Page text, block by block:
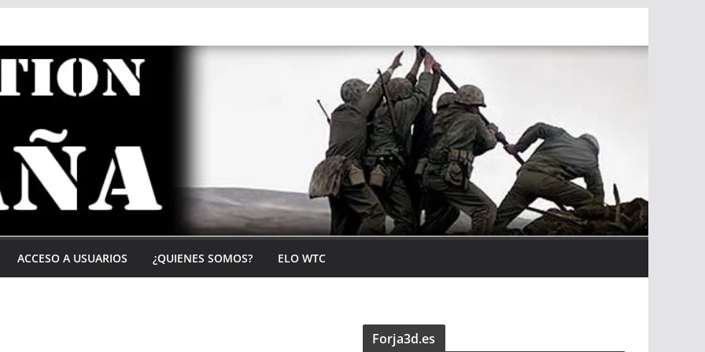
ACCESO A USUARIOS ¿QUIENES SOMOS? ELO WTC
Forja3d.es